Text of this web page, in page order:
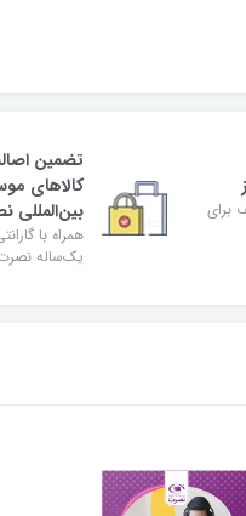
برای
تضمین
کالاهای
بین‌المللی
همراه با
یک‌ساله